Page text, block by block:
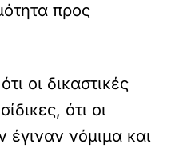
προς
οι δικαστικές
ότι οι
έγιναν νόμιμα και